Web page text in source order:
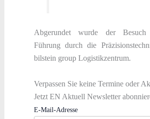
Abgerundet wurde der
Führung durch die
bilstein group Logistikzentrum.
Verpassen Sie keine Termine oder
Jetzt EN Aktuell Newsletter
E-Mail-Adresse